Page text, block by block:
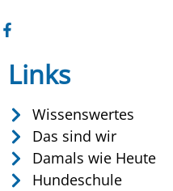
Links
Wissenswertes
Das sind wir
Damals wie Heute
Hundeschule